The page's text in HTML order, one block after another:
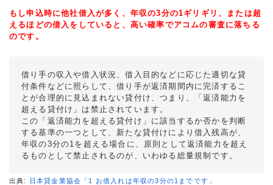
もし申込時に他社借入が多く、年収の3分の1ギリギリ、または超
えるほどの借入をしていると、高い確率でアコムの審査に落ちる
のです。
借り手の収入や借入状況、借入目的などに応じた適切な貸
付条件などに照らして、借り手が返済期間内に完済するこ
とが合理的に見込まれない貸付け、つまり、「返済能力を
超える貸付け」は禁止されています。
この「返済能力を超える貸付け」に該当するか否かを判断
する基準の一つとして、新たな貸付けにより借入残高が、
年収の3分の1を超える場合に、原則として返済能力を超え
るものとして禁止されるのが、いわゆる総量規制です。
出典: 日本貸金業協会「1 お借入れは年収の3分の1までです」